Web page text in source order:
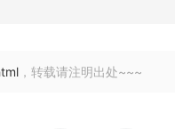
，转载请注明出处~~~